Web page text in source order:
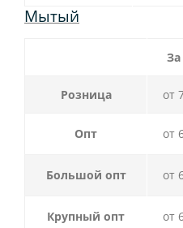
Мытый
Розница от
Опт от
Большой опт от
Крупный опт от